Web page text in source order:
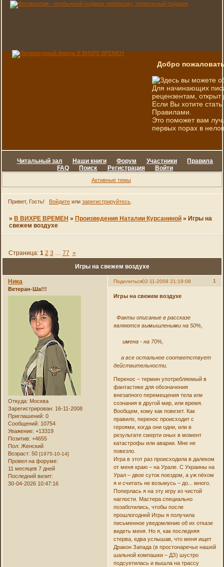
Добро
Здесь вы можете
Для начинающих
рецензентам, открыт
Если Вы хотите
Правилами.
Это поможет вам
первых порах в
Читальный зал Наши книги Форум Участники
Правила
FAQ
Поиск Регистрация Войти
Активные темы
Привет, Гость! Войдитеили зарегистрируйтесь.
» В ВИХРЕ ВРЕМЕН » Произведения Наталии Курсаниной » Игры на
свежем воздухе
Игры на свежем воздухе
Страница: 1 2 3 … 77 »
Поделиться 1
02-11-2009 21:19:08
Ника
Ветеран-Ша!!!
Откуда: Москва
Зарегистрирован: 16-11-2008
Приглашений: 0
Сообщений: 10754
Уважение: +13319
Позитив: +4655
Пол: Женский
Возраст: 50[1975-10-14]
Провел на форуме:
11 месяцев 7 дней
Последний визит:
30-04-2026 10:47:16
Игры на свежем воздухе
Факты описаные в рассказе
являются вымышлеными на 50%,
имена - на 70%,
а все остальное соответствует
действительности.
Перенос – термин употребляемый в
фантастике для обозначения
внезапного перемещения тела или
сознания в другой мир, или время.
Вообщем, кому как повезет. Как
правило, перенос происходит с
героями, когда они одни, или в
результате смерти оных в момент
катастрофы или аварии. Мне не
повезло.
Игра в этот раз происходила в далеком
от меня краю – на Урале. С Украины на
Урал – двое суток поездом, а уж пёхом
я и считать не возьмусь – до... много.
Поперлась я на эту игру из чистой
наглости. Мастера специально
позаботились, чтобы после
прошлогодней Игры я получила
письменное уведомление об их отказе
видеть меня. Но я, как последняя
стерва, едва услышав, что меня ищет
Дракон Запада (в простонаречье нашей
шальной компашки – ДЗ) шустро
подсуетилась и вышла на трассу